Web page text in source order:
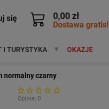
0,00 zł
Dostawa gratis!
się
I TURYSTYKA MARKIOKAZJE
normalny czarny
Opinie: 0